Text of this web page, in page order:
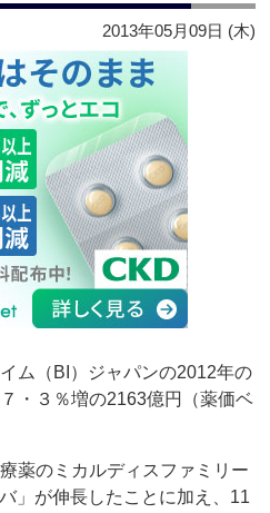
2013年05月09日 (木)
ム（BI）ジャパンの2012年の
・３％増の2163億円（薬価ベ
薬のミカルディスファミリー
」が伸長したことに加え、11